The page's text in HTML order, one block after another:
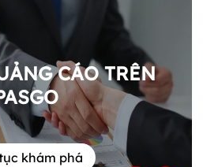
CÁO TRÊN
khám phá